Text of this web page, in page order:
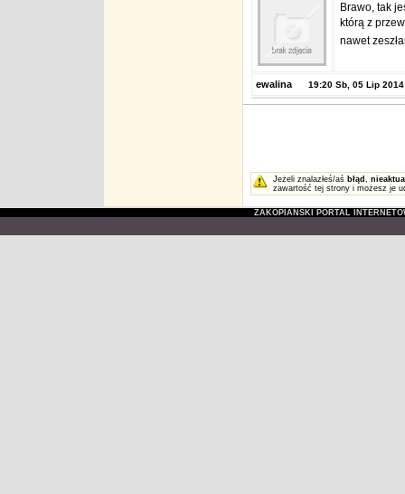
Brawo, tak
którą z
nawet
ewalina 19:20 Sb, 05 Lip 2014
Jeżeli znalazłeś/aś błąd ,
zawartość tej strony i możesz je
ZAKOPIAŃSKI PORTAL